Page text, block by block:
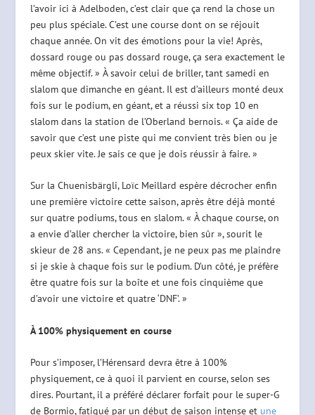
l’avoir ici à Adelboden, c’est clair que ça rend la chose un
peu plus spéciale. C’est une course dont on se réjouit
chaque année. On vit des émotions pour la vie! Après,
dossard rouge ou pas dossard rouge, ça sera exactement le
même objectif. » À savoir celui de briller, tant samedi en
slalom que dimanche en géant. Il est d’ailleurs monté deux
fois sur le podium, en géant, et a réussi six top 10 en
slalom dans la station de l’Oberland bernois. « Ça aide de
savoir que c’est une piste qui me convient très bien ou je
peux skier vite. Je sais ce que je dois réussir à faire. »
Sur la Chuenisbärgli, Loïc Meillard espère décrocher enfin
une première victoire cette saison, après être déjà monté
sur quatre podiums, tous en slalom. « À chaque course, on
a envie d’aller chercher la victoire, bien sûr », sourit le
skieur de 28 ans. « Cependant, je ne peux pas me plaindre
si je skie à chaque fois sur le podium. D’un côté, je préfère
être quatre fois sur la boîte et une fois cinquième que
d’avoir une victoire et quatre ‘DNF’. »
À 100% physiquement en course
Pour s’imposer, l’Hérensard devra être à 100%
physiquement, ce à quoi il parvient en course, selon ses
dires. Pourtant, il a préféré déclarer forfait pour le super-G
de Bormio, fatigué par un début de saison intense et une